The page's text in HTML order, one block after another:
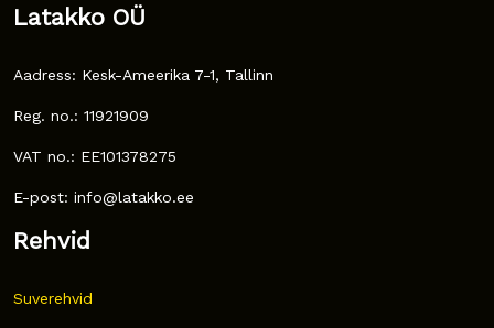
Latakko OÜ
Aadress: Kesk-Ameerika 7-1, Tallinn
Reg. no.: 11921909
VAT no.: EE101378275
E-post: info@latakko.ee
Rehvid
Suverehvid